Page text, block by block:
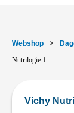
Webshop >
Nutrilogie 1
Vichy